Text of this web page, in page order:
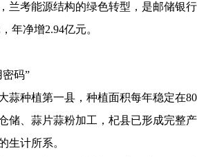
考能源结构的绿色转型，是邮储银行
年净增2.94亿元。
码”
种植第一县，种植面积每年稳定在
储、蒜片蒜粉加工，杞县已形成完整
生计所系。